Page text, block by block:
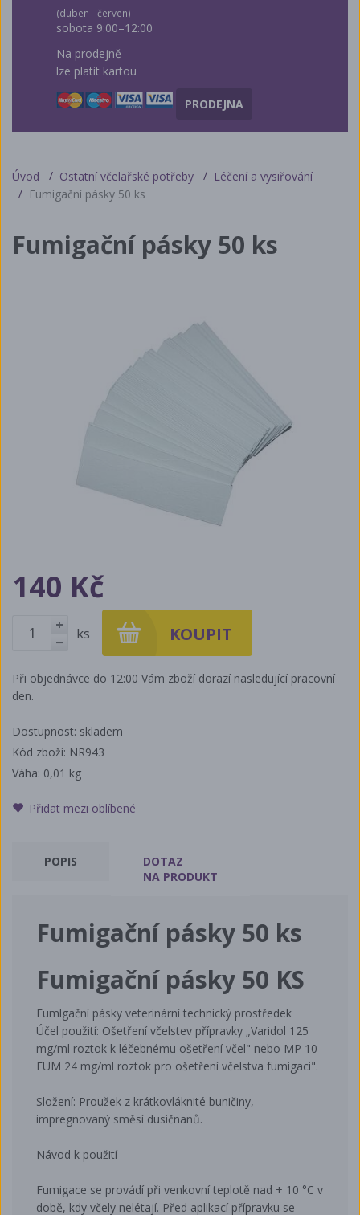
(duben - červen)
sobota 9:00–12:00
Na prodejně
lze platit kartou
PRODEJNA
Úvod Ostatní včelařské potřeby
Léčení a vysiřování
Fumigační pásky 50 ks
Fumigační pásky 50 ks
140 Kč
+
ks
Při objednávce do 12:00 Vám zboží dorazí nasledující pracovní
den.
Dostupnost: skladem
Kód zboží: NR943
Váha: 0,01 kg
Přidat mezi oblíbené
POPIS
DOTAZ
NA PRODUKT
Fumigační pásky 50 ks
Fumigační pásky 50 KS
Fumlgační pásky veterinární technický prostředek
Účel použití: Ošetření včelstev přípravky „Varidol 125
mg/ml roztok k léčebnému ošetření včel" nebo MP 10
FUM 24 mg/ml roztok pro ošetření včelstva fumigaci".
Složení: Proužek z krátkovláknité buničiny,
impregnovaný směsí dusičnanů.
Návod k použití
Fumigace se provádí při venkovní teplotě nad + 10 °C v
době, kdy včely nelétají. Před aplikací přípravku se